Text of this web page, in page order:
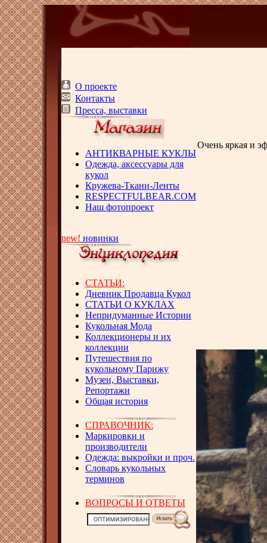
О проекте
Контакты
Пресса, выставки
АНТИКВАРНЫЕ КУКЛЫ
Одежда, аксессуары для
кукол
Кружева-Ткани-Ленты
RESPECTFULBEAR.COM
Наш фотопроект
new! новинки
СТАТЬИ:
Дневник Продавца Кукол
СТАТЬИ О КУКЛАХ
Непридуманные Истории
Кукольная Мода
Коллекционеры и их
коллекции
Путешествия по
кукольному Парижу
Музеи, Выставки,
Репортажи
Общая история
СПРАВОЧНИК:
Маркировки и
производители
Одежда: выкройки и проч.
Словарь кукольных
терминов
ВОПРОСЫ И ОТВЕТЫ
Очень яркая и